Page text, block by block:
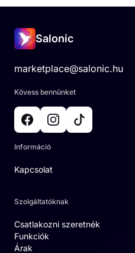
Salonic
marketplace@salonic.hu
Kövess bennünket
Információ
Kapcsolat
Szolgáltatóknak
Csatlakozni szeretnék
Funkciók
Árak